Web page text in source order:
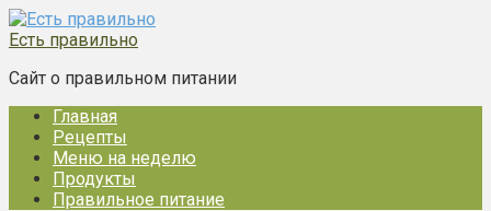
Перейти
к
Есть правильно
Сайт о правильном питании
Главная
Рецепты
Меню на неделю
Продукты
Правильное питание